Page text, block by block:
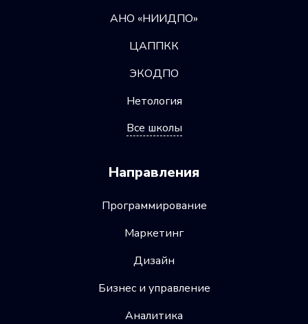
АНО «НИИДПО»
ЦАППКК
ЭКОДПО
Нетология
Все школы
Направления
Программирование
Маркетинг
Дизайн
Бизнес и управление
Аналитика